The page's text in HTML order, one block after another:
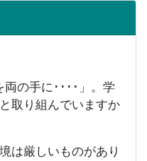
の手に････」。学
取り組んでいますか
は厳しいものがあり